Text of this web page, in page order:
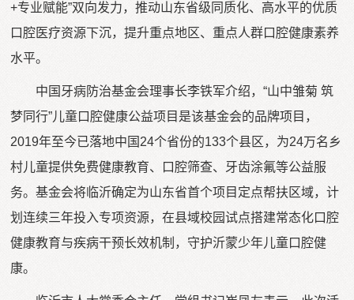
+专业赋能”双向发力，推动山东省级同质化、高水平的优质
口腔医疗资源下沉，提升重点地区、重点人群口腔健康素养
水平。
中国牙病防治基金会理事长李铁军介绍，“山中雏菊 筑
梦同行”儿童口腔健康公益项目是该基金会的品牌项目，
2019年至今已落地中国24个省份的133个县区，为24万名乡
村儿童提供免费健康教育、口腔筛查、牙齿涂氟等公益服
务。基金会将临沂确定为山东省首个项目定点帮扶区域，计
划连续三年投入专项资源，在县域校园试点搭建常态化口腔
健康教育与疾病干预长效机制，守护沂蒙少年儿童口腔健
康。